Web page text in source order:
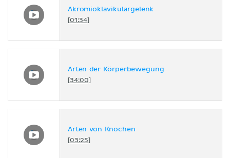
Akromioklavikulargelenk
[01:34]
Arten der Körperbewegung
[34:00]
Arten von Knochen
[03:25]